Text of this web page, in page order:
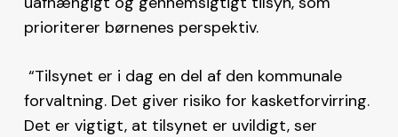
prioriterer børnenes perspektiv.
“Tilsynet er i dag en del af den kommunale
forvaltning. Det giver risiko for kasketforvirring.
Det er vigtigt, at tilsynet er uvildigt, ser